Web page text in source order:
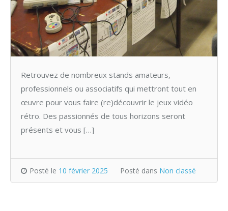
Retrouvez de nombreux stands amateurs,
professionnels ou associatifs qui mettront tout en
œuvre pour vous faire (re)découvrir le jeux vidéo
rétro. Des passionnés de tous horizons seront
présents et vous […]
Posté le 10 février 2025 Posté dans Non classé